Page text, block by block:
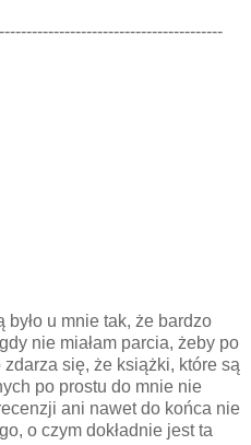
było u mnie tak, że bardzo
nie miałam parcia, żeby po
się, że książki, które są
po prostu do mnie nie
ani nawet do końca nie
o czym dokładnie jest ta